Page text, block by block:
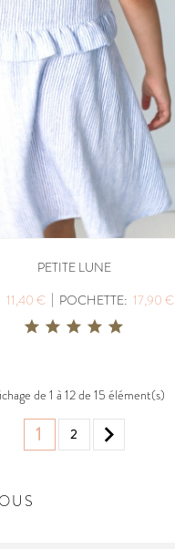
PETITE LUNE
11,40 € | POCHETTE: 17,90 €
de 1 à 12 de 15 élément(s)
1 2 